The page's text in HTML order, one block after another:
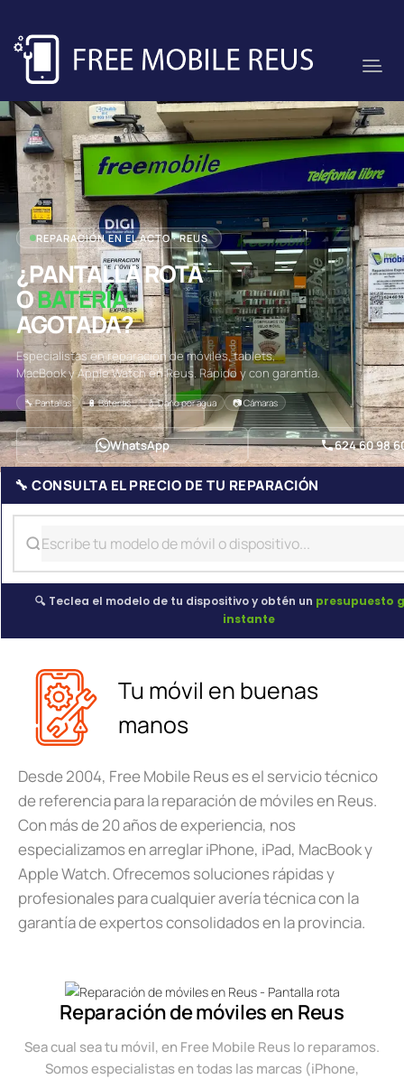
REPARACIÓN EN EL ACTO · REUS
¿PANTALLA ROTA
OBATERÍA
AGOTADA?
Especialistas en reparación de móviles, tablets,
MacBook y Apple Watch en Reus. Rápido y con garantía.
🔧 Pantallas 🔋 Baterías 💧 Daño por agua 📷 Cámaras
WhatsApp 624 60 98
🔧 CONSULTA EL PRECIO DE TU REPARACIÓN
🔍 Teclea el modelo de tu dispositivo y obtén un presupuesto
instante
Tu móvil en buenas
manos
Desde 2004, Free Mobile Reus es el servicio técnico
de referencia para la reparación de móviles en Reus.
Con más de 20 años de experiencia, nos
especializamos en arreglar iPhone, iPad, MacBook y
Apple Watch. Ofrecemos soluciones rápidas y
profesionales para cualquier avería técnica con la
garantía de expertos consolidados en la provincia.
Reparación de móviles en Reus
Sea cual sea tu móvil, en Free Mobile Reus lo reparamos.
Somos especialistas en todas las marcas (iPhone,